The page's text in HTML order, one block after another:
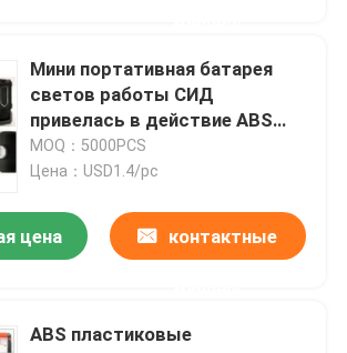
УДАРА СИД
шкафа
приведенный
Мини портативная батарея
светов работы СИД
привелась в действие ABS
черный с резиновым крася
УДАРОМ 3W
MOQ：5000PCS
Цена：USD1.4/pc
цена контактные
ABS пластиковые